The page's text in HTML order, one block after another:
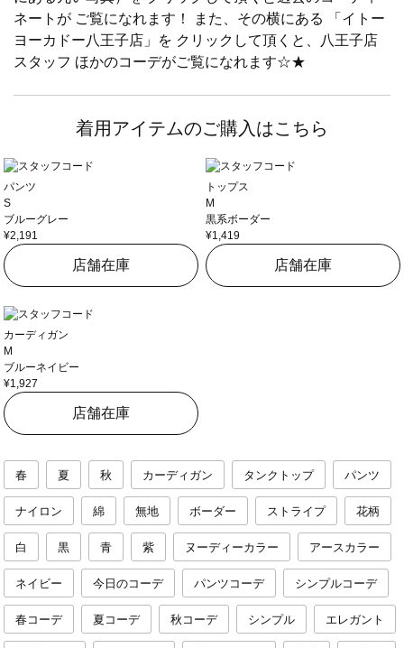
ネートが ご覧になれます！ また、その横にある 「イトー
ヨーカドー八王子店」を クリックして頂くと、八王子店
スタッフ ほかのコーデがご覧になれます☆★
着用アイテムのご購入はこちら
パンツ
S
ブルーグレー
¥2,191
店舗在庫
トップス
M
黒系ボーダー
¥1,419
店舗在庫
カーディガン
M
ブルーネイビー
¥1,927
店舗在庫
春 夏 秋 カーディガン タンクトップ パンツ
ナイロン 綿 無地 ボーダー ストライプ 花柄
白 黒 青 紫 ヌーディーカラー アースカラー
ネイビー 今日のコーデ パンツコーデ シンプルコーデ
春コーデ 夏コーデ 秋コーデ シンプル エレガント